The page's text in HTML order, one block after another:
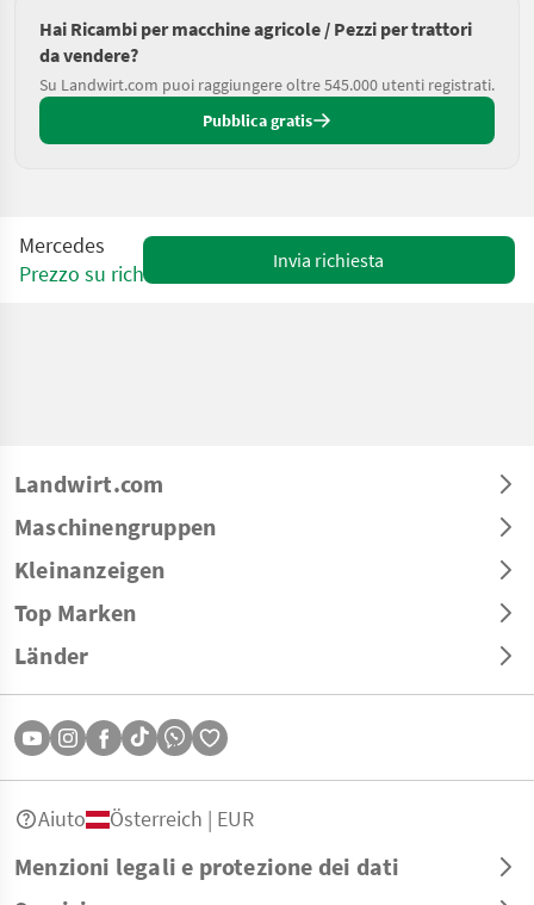
Hai Ricambi per macchine agricole / Pezzi per trattori
da vendere?
Su Landwirt.com puoi raggiungere oltre 545.000 utenti registrati.
Pubblica gratis
Mercedes
Prezzo su richiesta
Invia richiesta
Landwirt.com
Maschinengruppen
Kleinanzeigen
Top Marken
Länder
Menzioni legali e protezione dei dati
Aiuto Österreich | EUR